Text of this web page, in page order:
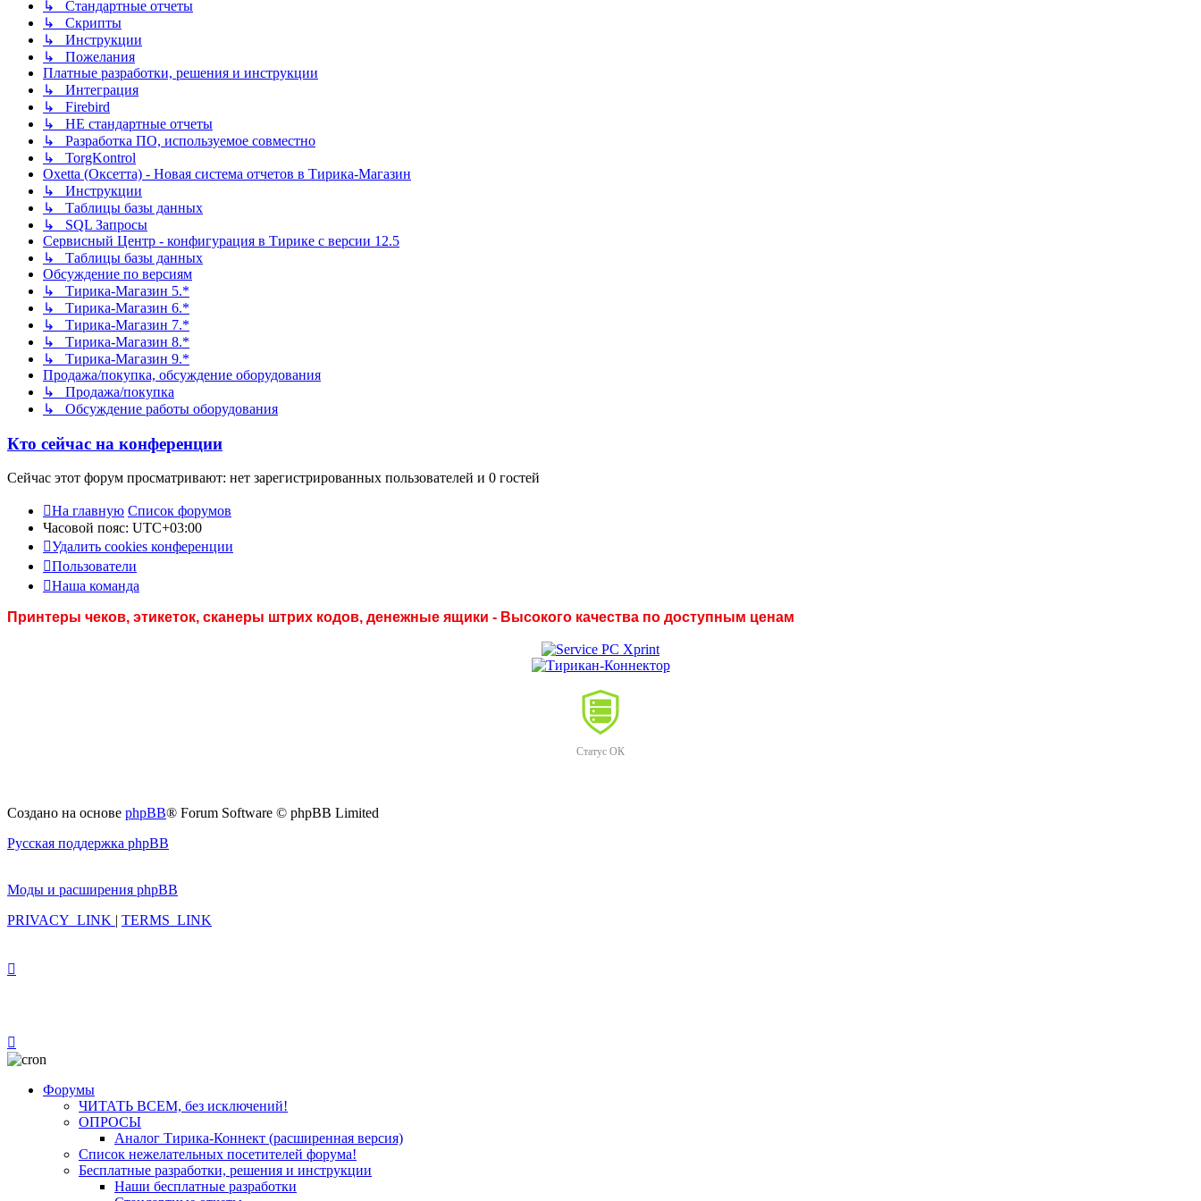
↳ Стандартные отчеты
↳ Скрипты
↳ Инструкции
↳ Пожелания
Платные разработки, решения и инструкции
↳ Интеграция
↳ Firebird
↳ НЕ стандартные отчеты
↳ Разработка ПО, используемое совместно
↳ TorgKontrol
Oxetta (Оксетта) - Новая система отчетов в Тирика-Магазин
↳ Инструкции
↳ Таблицы базы данных
↳ SQL Запросы
Сервисный Центр - конфигурация в Тирике с версии 12.5
↳ Таблицы базы данных
Обсуждение по версиям
↳ Тирика-Магазин 5.*
↳ Тирика-Магазин 6.*
↳ Тирика-Магазин 7.*
↳ Тирика-Магазин 8.*
↳ Тирика-Магазин 9.*
Продажа/покупка, обсуждение оборудования
↳ Продажа/покупка
↳ Обсуждение работы оборудования
Кто сейчас на конференции
Сейчас этот форум просматривают: нет зарегистрированных пользователей и 0 гостей
На главную Список форумов
Часовой пояс: UTC+03:00
Удалить cookies конференции
Пользователи
Наша команда
Принтеры чеков, этикеток, сканеры штрих кодов, денежные ящики - Высокого качества по доступным ценам
Статус ОК
Создано на основе phpBB® Forum Software © phpBB Limited
Русская поддержка phpBB
Моды и расширения phpBB
PRIVACY_LINK | TERMS_LINK
Форумы
ЧИТАТЬ ВСЕМ, без исключений!
ОПРОСЫ
Аналог Тирика-Коннект (расширенная версия)
Список нежелательных посетителей форума!
Бесплатные разработки, решения и инструкции
Наши бесплатные разработки